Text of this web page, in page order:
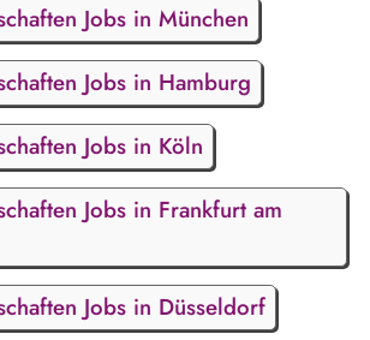
Jobs in München
Jobs in Hamburg
Jobs in Köln
Jobs in Frankfurt am
Jobs in Düsseldorf